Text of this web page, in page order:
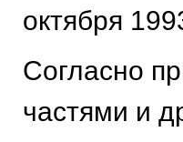
октября
Согласно
частями и